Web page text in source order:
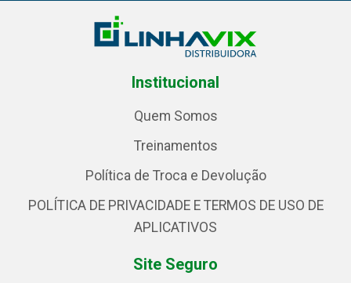
Institucional
Quem Somos
Treinamentos
Política de Troca e Devolução
POLÍTICA DE PRIVACIDADE E TERMOS DE USO DE
APLICATIVOS
Site Seguro